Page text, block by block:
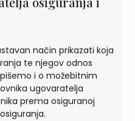
način prikazati koja
te njegov odnos
i o možebitnim
ugovaratelja
prema osiguranoj